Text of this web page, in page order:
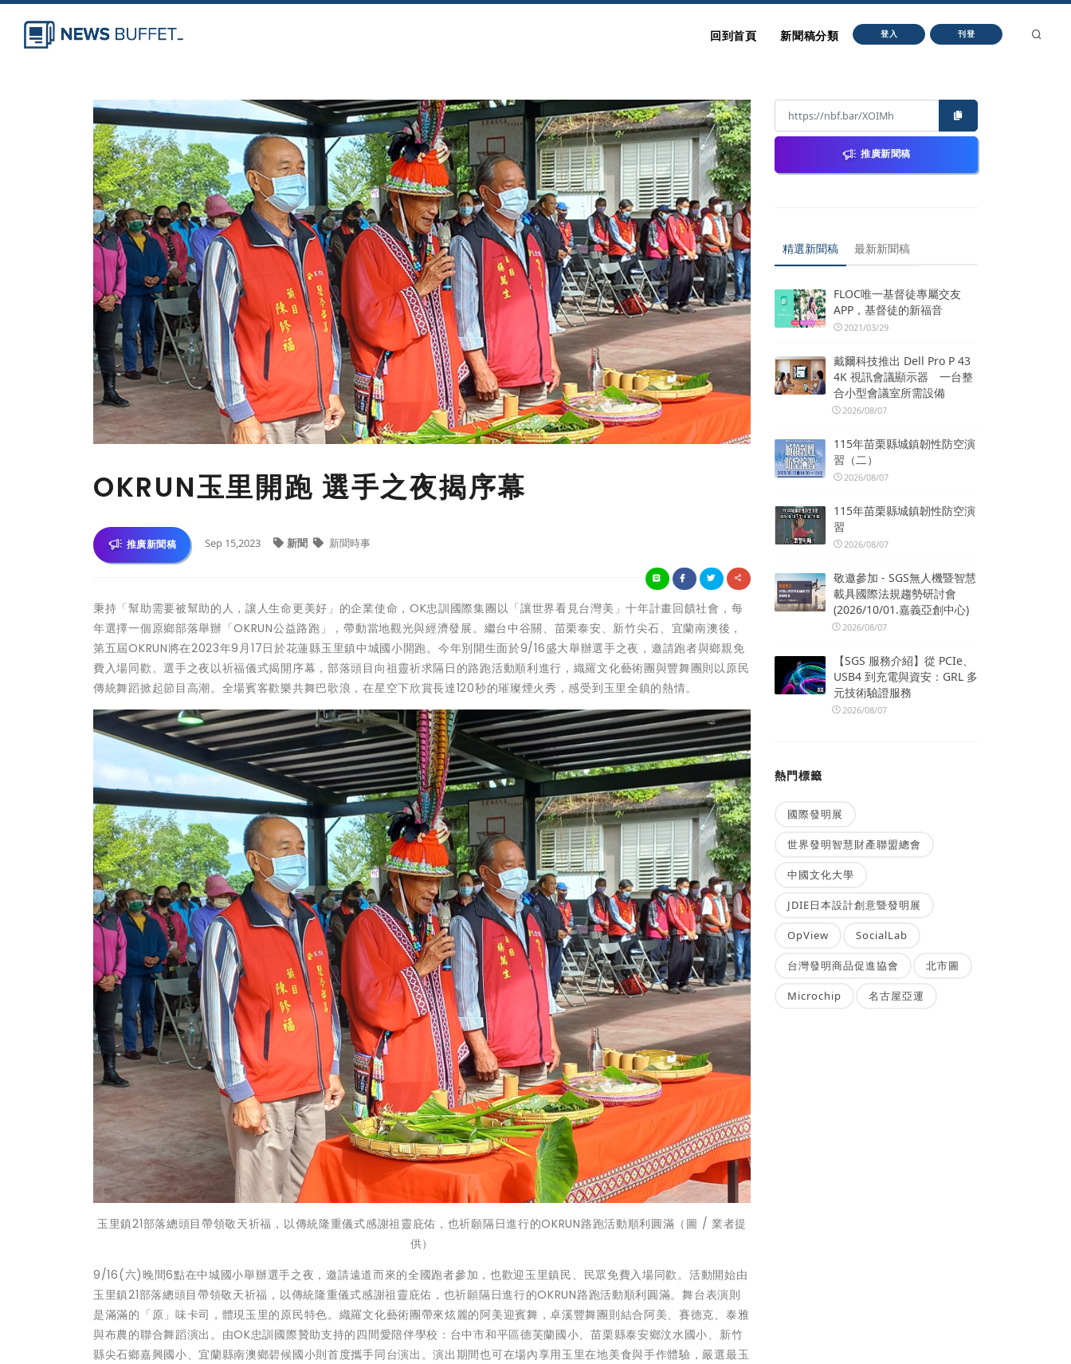
回到首頁 新聞稿分類 登入 刊登
OKRUN玉里開跑 選手之夜揭序幕
推廣新聞稿 Sep 15,2023 新聞 新聞時事
秉持「幫助需要被幫助的人，讓人生命更美好」的企業使命，OK忠訓國際集團以「讓世界看見台灣美」十年計畫回饋社會，每
年選擇一個原鄉部落舉辦「OKRUN公益路跑」，帶動當地觀光與經濟發展。繼台中谷關、苗栗泰安、新竹尖石、宜蘭南澳後，
第五屆OKRUN將在2023年9月17日於花蓮縣玉里鎮中城國小開跑。今年別開生面於9/16盛大舉辦選手之夜，邀請跑者與鄉親免
費入場同歡。選手之夜以祈福儀式揭開序幕，部落頭目向祖靈祈求隔日的路跑活動順利進行，織羅文化藝術團與豐舞團則以原民
傳統舞蹈掀起節目高潮。全場賓客歡樂共舞巴歌浪，在星空下欣賞長達120秒的璀璨煙火秀，感受到玉里全鎮的熱情。
玉里鎮21部落總頭目帶領敬天祈福，以傳統隆重儀式感謝祖靈庇佑，也祈願隔日進行的OKRUN路跑活動順利圓滿（圖 / 業者提
供）
9/16(六)晚間6點在中城國小舉辦選手之夜，邀請遠道而來的全國跑者參加，也歡迎玉里鎮民、民眾免費入場同歡。活動開始由
玉里鎮21部落總頭目帶領敬天祈福，以傳統隆重儀式感謝祖靈庇佑，也祈願隔日進行的OKRUN路跑活動順利圓滿。舞台表演則
是滿滿的「原」味卡司，體現玉里的原民特色。織羅文化藝術團帶來炫麗的阿美迎賓舞，卓溪豐舞團則結合阿美、賽德克、泰雅
與布農的聯合舞蹈演出。由OK忠訓國際贊助支持的四間愛陪伴學校：台中市和平區德芙蘭國小、苗栗縣泰安鄉汶水國小、新竹
縣尖石鄉嘉興國小、宜蘭縣南澳鄉碧候國小則首度攜手同台演出。演出期間也可在場內享用玉里在地美食與手作體驗，嚴選最玉
推廣新聞稿
精選新聞稿 最新新聞稿
FLOC唯一基督徒專屬交友
APP，基督徒的新福音
2021/03/29
戴爾科技推出 Dell Pro P 43
4K 視訊會議顯示器 一台整
合小型會議室所需設備
2026/08/07
115年苗栗縣城鎮韌性防空演
習（二）
2026/08/07
115年苗栗縣城鎮韌性防空演
習
2026/08/07
敬邀參加 - SGS無人機暨智慧
載具國際法規趨勢研討會
(2026/10/01.嘉義亞創中心)
2026/08/07
【SGS 服務介紹】從 PCIe、
USB4 到充電與資安：GRL 多
元技術驗證服務
2026/08/07
熱門標籤
國際發明展
世界發明智慧財產聯盟總會
中國文化大學
JDIE日本設計創意暨發明展
OpView SocialLab
台灣發明商品促進協會 北市圖
Microchip 名古屋亞運